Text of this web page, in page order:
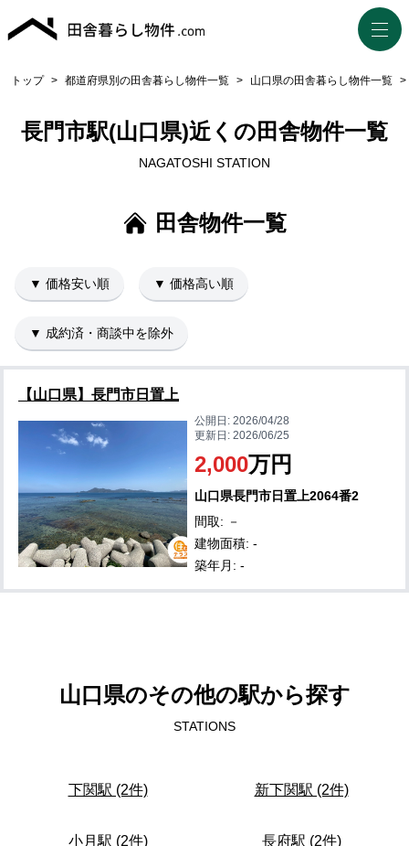
トップ > 都道府県別の田舎暮らし物件一覧 > 山口県の田舎暮らし物件一覧 >
長門市駅(山口県)近くの田舎物件一覧
NAGATOSHI STATION
田舎物件一覧
▼ 価格安い順 ▼ 価格高い順
▼ 成約済・商談中を除外
【山口県】長門市日置上
公開日:2026/04/28
更新日:2026/06/25
2,000万円
山口県長門市日置上2064番2
間取: －
建物面積: -
築年月: -
山口県のその他の駅から探す
STATIONS
下関駅 (2件) 新下関駅 (2件)
小月駅 (2件) 長府駅 (2件)